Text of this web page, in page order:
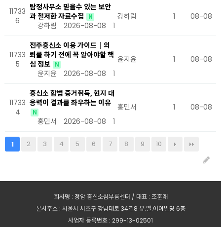
11733
6
탐정사무소 믿을수 있는 보안
과 철저한 자료수집
N
강하림 2026-08-08 1
강하림 1 08-08
11733
5
전주흥신소 이용 가이드｜의
뢰를 하기 전에 꼭 알아야할 핵
심 정보
N
윤지윤 2026-08-08 1
윤지윤 1 08-08
11733
4
흥신소 합법 증거취득, 현지 대
응력이 결과를 좌우하는 이유
N
홍민서 2026-08-08 1
홍민서 1 08-08
1 2 3 4 5 6 7 8 9 10
회사명 : 정암 흥신소심부름센터 / 대표 : 조훈래
본사주소 : 서울시 서초구 강남대로 34길8 유.엘.아이빌딩 6층
사업자 등록번호 : 299-13-02501